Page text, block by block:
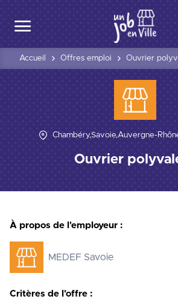
Accueil Offres emploi Ouvrier
Chambéry,Savoie,Auvergne-
Ouvrier
À propos de l'employeur :
MEDEF Savoie
Critères de l'offre :